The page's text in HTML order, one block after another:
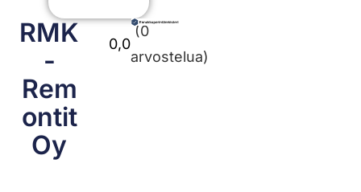
RMK
-
Rem
ontit
Oy
0,0
(0
arvostelua)